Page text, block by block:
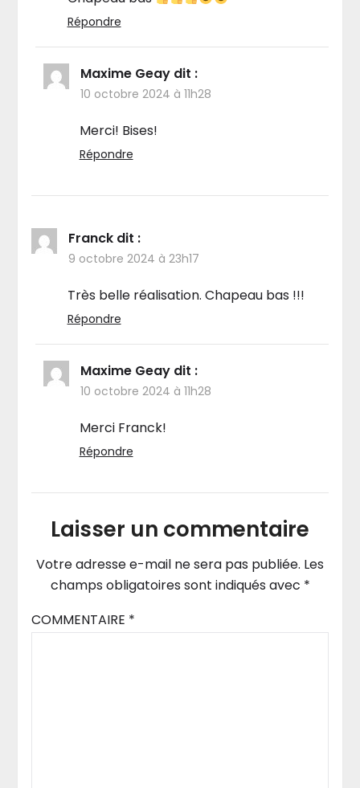
Répondre
Maxime Geay dit :
10 octobre 2024 à 11h28
Merci! Bises!
Répondre
Franck dit :
9 octobre 2024 à 23h17
Très belle réalisation. Chapeau bas !!!
Répondre
Maxime Geay dit :
10 octobre 2024 à 11h28
Merci Franck!
Répondre
Laisser un commentaire
Votre adresse e-mail ne sera pas publiée. Les
champs obligatoires sont indiqués avec *
COMMENTAIRE *